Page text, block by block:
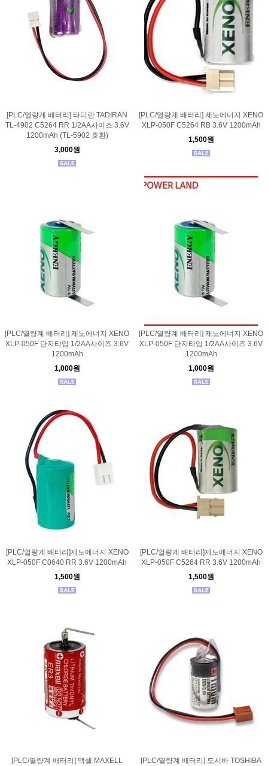
[PLC/열량계 배터리] 타디란 TADIRAN
TL-4902 C5264 RR 1/2AA사이즈 3.6V
1200mAh (TL-5902 호환)
3,000원
[PLC/열량계 배터리] 제노에너지 XENO
XLP-050F C5264 RB 3.6V 1200mAh
1,500원
[PLC/열량계 배터리] 제노에너지 XENO
XLP-050F 단자타입 1/2AA사이즈 3.6V
1200mAh
1,000원
[PLC/열량계 배터리] 제노에너지 XENO
XLP-050F 단자타입 1/2AA사이즈 3.6V
1200mAh
1,000원
[PLC/열량계 배터리]제노에너지 XENO
XLP-050F C0640 RR 3.6V 1200mAh
1,500원
[PLC/열량계 배터리]제노에너지 XENO
XLP-050F C5264 RR 3.6V 1200mAh
1,500원
[PLC/열량계 배터리] 맥셀 MAXELL
[PLC/열량계 배터리] 도시바 TOSHIBA